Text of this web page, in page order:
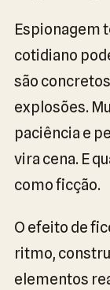
Espionagem
cotidiano
são
explosões.
paciência e
vira cena. E
como ficção.
O efeito de
ritmo,
elementos